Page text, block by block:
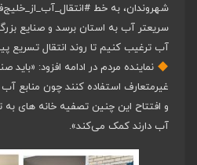
شهروندان، به خط
سریعتر آب به استان برسد و صنایع
آب ترغیب کنیم تا روند انتقال تسریع
نماینده مردم در ادامه افزود: «باید
غیرمتعارف استفاده کنند چون منابع
و افتتاح این چنین تصفیه خانه های
آب دارند کمک می‌کند‌».